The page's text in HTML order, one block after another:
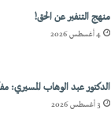
منهج التنفير عن الحق!
4 أغسطس 2026
الدكتور عبد الوهاب المسيري:
3 أغسطس 2026